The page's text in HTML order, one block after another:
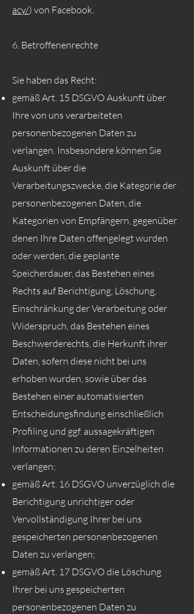
acy/) von Facebook.
6. Betroffenenrechte
Sie haben das Recht:
gemäß Art. 15 DSGVO Auskunft über
Ihre von uns verarbeiteten
personenbezogenen Daten zu
verlangen. Insbesondere können Sie
Auskunft über die
Verarbeitungszwecke, die Kategorie der
personenbezogenen Daten, die
Kategorien von Empfängern, gegenüber
denen Ihre Daten offengelegt wurden
oder werden, die geplante
Speicherdauer, das Bestehen eines
Rechts auf Berichtigung, Löschung,
Einschränkung der Verarbeitung oder
Widerspruch, das Bestehen eines
Beschwerderechts, die Herkunft ihrer
Daten, sofern diese nicht bei uns
erhoben wurden, sowie über das
Bestehen einer automatisierten
Entscheidungsfindung einschließlich
Profiling und ggf. aussagekräftigen
Informationen zu deren Einzelheiten
verlangen;
gemäß Art. 16 DSGVO unverzüglich die
Berichtigung unrichtiger oder
Vervollständigung Ihrer bei uns
gespeicherten personenbezogenen
Daten zu verlangen;
gemäß Art. 17 DSGVO die Löschung
Ihrer bei uns gespeicherten
personenbezogenen Daten zu